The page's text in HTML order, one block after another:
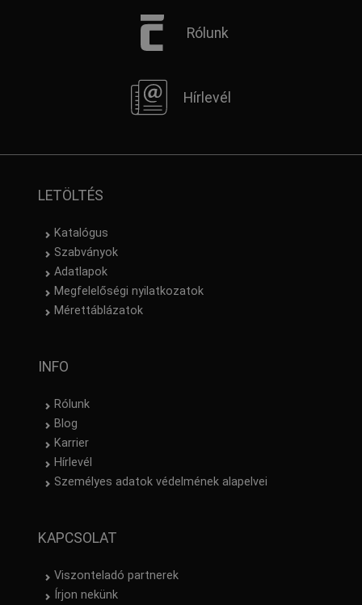
Rólunk
Hírlevél
LETÖLTÉS
Katalógus
Szabványok
Adatlapok
Megfelelőségi nyilatkozatok
Mérettáblázatok
INFO
Rólunk
Blog
Karrier
Hírlevél
Személyes adatok védelmének alapelvei
KAPCSOLAT
Viszonteladó partnerek
Írjon nekünk